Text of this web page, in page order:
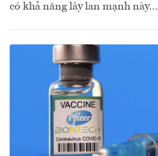
có khả năng lây lan mạnh này...